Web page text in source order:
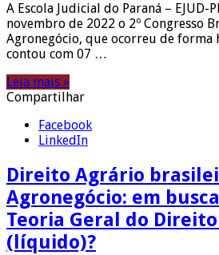
A Escola Judicial do Paraná – EJUD-
novembro de 2022 o 2º Congresso
Agronegócio, que ocorreu de forma
contou com 07 …
Leia mais »
Compartilhar
Facebook
LinkedIn
Direito Agrário
Agronegócio: em
Teoria Geral do
(líquido)?